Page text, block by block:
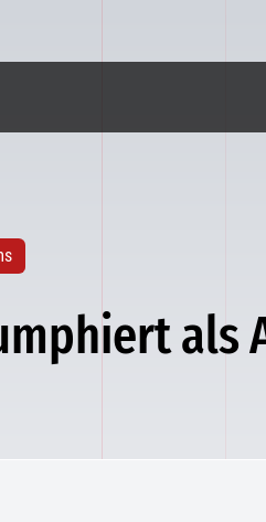
als